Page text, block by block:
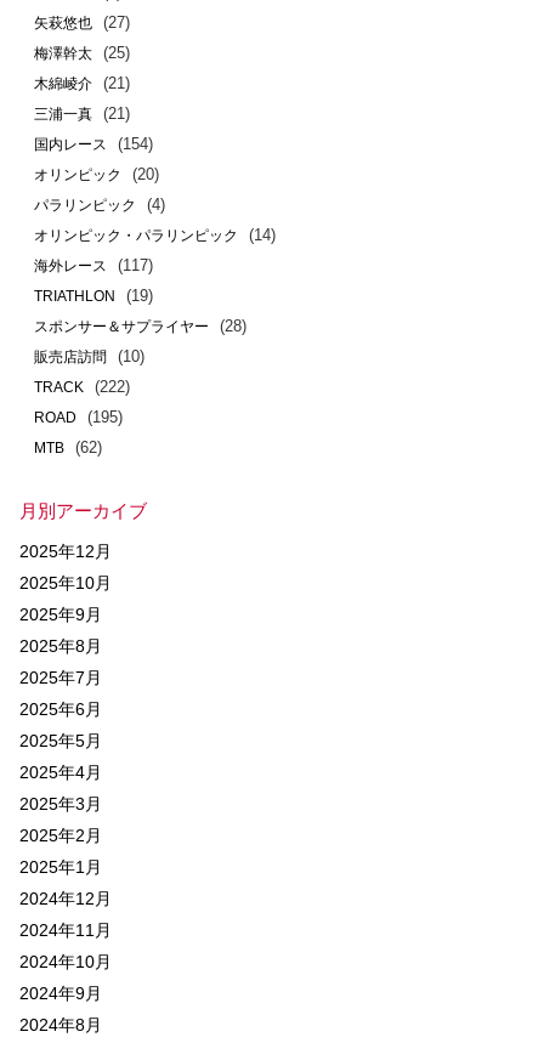
矢萩悠也 (27)
梅澤幹太 (25)
木綿崚介 (21)
三浦一真 (21)
国内レース (154)
オリンピック (20)
パラリンピック (4)
オリンピック・パラリンピック (14)
海外レース (117)
TRIATHLON (19)
スポンサー＆サプライヤー (28)
販売店訪問 (10)
TRACK (222)
ROAD (195)
MTB (62)
月別アーカイブ
2025年12月
2025年10月
2025年9月
2025年8月
2025年7月
2025年6月
2025年5月
2025年4月
2025年3月
2025年2月
2025年1月
2024年12月
2024年11月
2024年10月
2024年9月
2024年8月